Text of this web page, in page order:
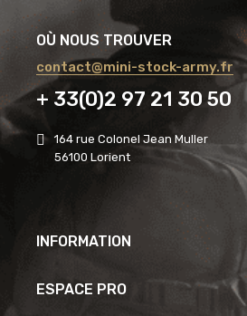
OÙ NOUS TROUVER
contact@mini-stock-army.fr
+ 33(0)2 97 21 30 50
164 rue Colonel Jean Muller
56100 Lorient
INFORMATION
ESPACE PRO